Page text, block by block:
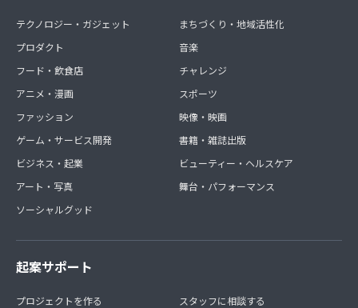
テクノロジー・ガジェット
プロダクト
フード・飲食店
アニメ・漫画
ファッション
ゲーム・サービス開発
ビジネス・起業
アート・写真
ソーシャルグッド
まちづくり・地域活性化
音楽
チャレンジ
スポーツ
映像・映画
書籍・雑誌出版
ビューティー・ヘルスケア
舞台・パフォーマンス
起案サポート
プロジェクトを作る
スタッフに相談する